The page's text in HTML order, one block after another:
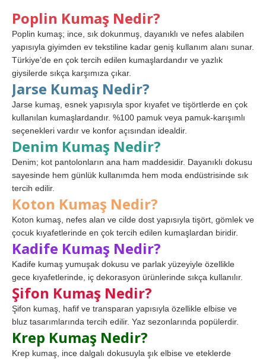
Poplin Kumaş Nedir?
Poplin kumaş; ince, sık dokunmuş, dayanıklı ve nefes alabilen
yapısıyla giyimden ev tekstiline kadar geniş kullanım alanı sunar.
Türkiye’de en çok tercih edilen kumaşlardandır ve yazlık
giysilerde sıkça karşımıza çıkar.
Jarse Kumaş Nedir?
Jarse kumaş, esnek yapısıyla spor kıyafet ve tişörtlerde en çok
kullanılan kumaşlardandır. %100 pamuk veya pamuk-karışımlı
seçenekleri vardır ve konfor açısından idealdir.
Denim Kumaş Nedir?
Denim; kot pantolonların ana ham maddesidir. Dayanıklı dokusu
sayesinde hem günlük kullanımda hem moda endüstrisinde sık
tercih edilir.
Koton Kumaş Nedir?
Koton kumaş, nefes alan ve cilde dost yapısıyla tişört, gömlek ve
çocuk kıyafetlerinde en çok tercih edilen kumaşlardan biridir.
Kadife Kumaş Nedir?
Kadife kumaş yumuşak dokusu ve parlak yüzeyiyle özellikle
gece kıyafetlerinde, iç dekorasyon ürünlerinde sıkça kullanılır.
Şifon Kumaş Nedir?
Şifon kumaş, hafif ve transparan yapısıyla özellikle elbise ve
bluz tasarımlarında tercih edilir. Yaz sezonlarında popülerdir.
Krep Kumaş Nedir?
Krep kumaş, ince dalgalı dokusuyla şık elbise ve eteklerde